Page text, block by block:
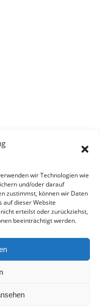
wir Technologien wie
und/oder darauf
zustimmst, können wir Daten
auf dieser Website
erteilst oder zurückziehst,
beeinträchtigt werden.